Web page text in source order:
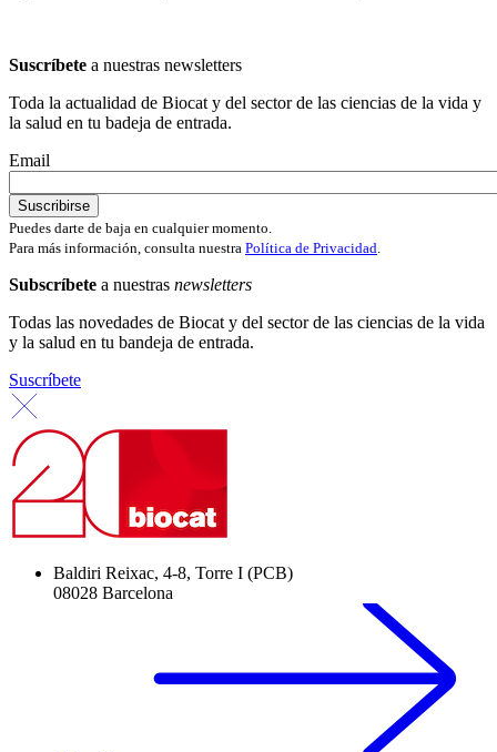
Suscríbete a nuestras newsletters
Toda la actualidad de Biocat y del sector de las ciencias de la vida y
la salud en tu badeja de entrada.
Email
Puedes darte de baja en cualquier momento.
Para más información, consulta nuestra Política de Privacidad
Subscríbete a nuestras newsletters
Todas las novedades de Biocat y del sector de las ciencias de la vida
y la salud en tu bandeja de entrada.
Suscríbete
Baldiri Reixac, 4-8, Torre I (PCB)
08028 Barcelona